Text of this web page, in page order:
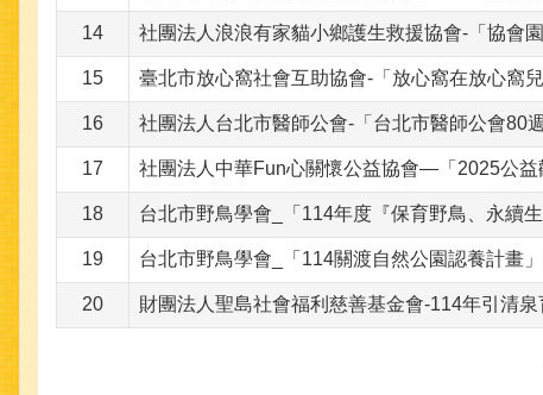
14 社團法人浪浪有家貓小鄉護生救援協會-「協會
15 臺北市放心窩社會互助協會-「放心窩在放心窩
16 社團法人台北市醫師公會-「台北市醫師公會80
17 社團法人中華Fun心關懷公益協會—「2025公益
18 台北市野鳥學會_「114年度『保育野鳥、永續
19 台北市野鳥學會_「114關渡自然公園認養計畫
20 財團法人聖島社會福利慈善基金會-114年引清